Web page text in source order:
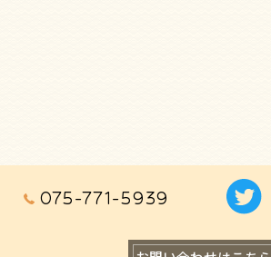
075-771-5939